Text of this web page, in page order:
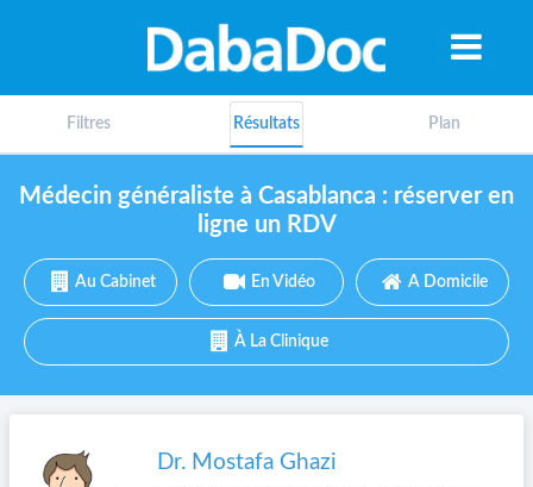
Filtres Résultats Plan
Médecin généraliste à Casablanca : réserver en
ligne un RDV
Au Cabinet En Vidéo A Domicile
À La Clinique
Dr. Mostafa Ghazi